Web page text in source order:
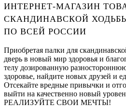
ИНТЕРНЕТ-МАГАЗИН
СКАНДИНАВСКОЙ
ПО ВСЕЙ РОССИИ
Приобретая палки для
дверь в новый мир здоровья и
телу дозированную
здоровье, найдите новых друзей и
Отсекайте вредные привычки и
выйти на качественно новый
РЕАЛИЗУЙТЕ СВОИ МЕЧТЫ!